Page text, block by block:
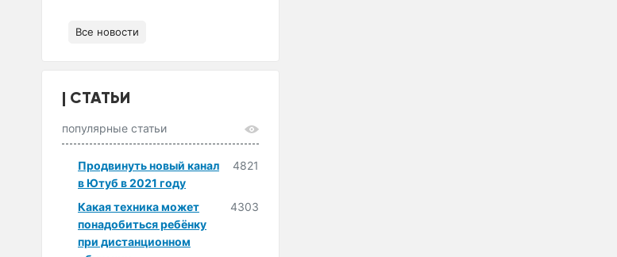
Все новости
СТАТЬИ
популярные статьи
Продвинуть новый канал
в Ютуб в 2021 году
4821
Какая техника может
понадобиться ребёнку
при дистанционном
4303